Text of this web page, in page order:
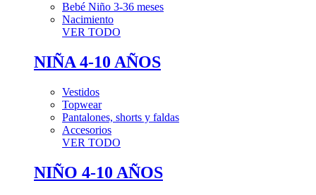
Bebé Niño 3-36 meses
Nacimiento
VER TODO
NIÑA 4-10 AÑOS
Vestidos
Topwear
Pantalones, shorts y faldas
Accesorios
VER TODO
NIÑO 4-10 AÑOS